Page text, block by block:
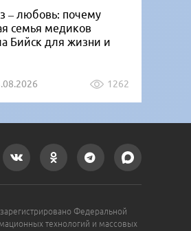
– любовь: почему
семья медиков
Бийск для жизни и
1262
Федеральной
технологий и массовых